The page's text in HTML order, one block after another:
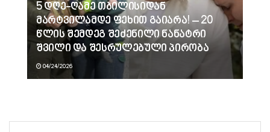
5 დღე-ღამე თბილისიდან
მარტვილამდე ფეხით გაიარა! – 20
წლის შემდეგ შეძენილი ნანატრი
შვილი და შესრულებული პირობა
04/24/2026